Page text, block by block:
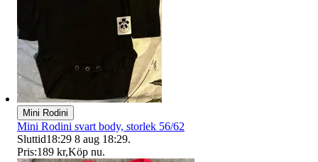
Mini Rodini
Mini Rodini svart body, storlek 56/62
Sluttid18:29 8 aug 18:29.
Pris:189 kr,Köp nu.